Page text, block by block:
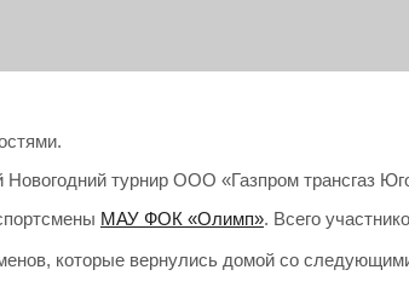
турнир ООО «Газпром трансгаз
МАУ ФОК «Олимп». Всего
которые вернулись домой со